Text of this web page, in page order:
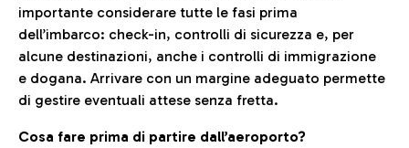
importante considerare tutte le fasi prima
dell’imbarco: check-in, controlli di sicurezza e, per
alcune destinazioni, anche i controlli di immigrazione
e dogana. Arrivare con un margine adeguato permette
di gestire eventuali attese senza fretta.
Cosa fare prima di partire dall’aeroporto?